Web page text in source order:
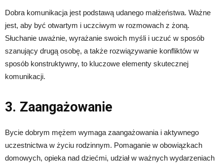
Dobra komunikacja jest podstawą udanego małżeństwa. Ważne
jest, aby być otwartym i uczciwym w rozmowach z żoną.
Słuchanie uważnie, wyrażanie swoich myśli i uczuć w sposób
szanujący drugą osobę, a także rozwiązywanie konfliktów w
sposób konstruktywny, to kluczowe elementy skutecznej
komunikacji.
3. Zaangażowanie
Bycie dobrym mężem wymaga zaangażowania i aktywnego
uczestnictwa w życiu rodzinnym. Pomaganie w obowiązkach
domowych, opieka nad dziećmi, udział w ważnych wydarzeniach